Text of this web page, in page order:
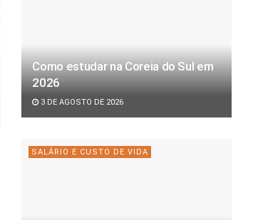
Como estudar na Coreia do Sul em
2026
3 DE AGOSTO DE 2026
SALÁRIO E CUSTO DE VIDA